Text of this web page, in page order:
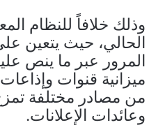
وذلك خلافاً للنظام
الحالي، حيث يتعين
المرور عبر ما ينص
ميزانية قنوات
من مصادر مختلفة
وعائدات الإعلانات.